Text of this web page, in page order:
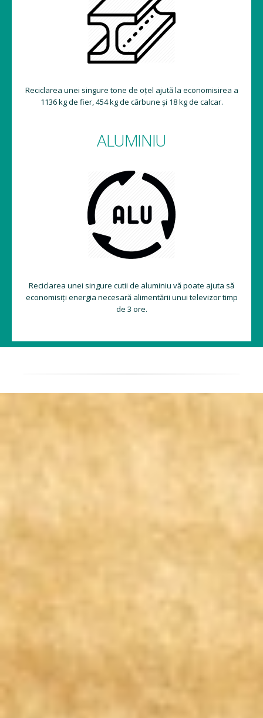
Reciclarea unei singure tone de oțel ajută la economisirea a
1136 kg de fier, 454 kg de cărbune și 18 kg de calcar.
ALUMINIU
Reciclarea unei singure cutii de aluminiu vă poate ajuta să
economisiți energia necesară alimentării unui televizor timp
de 3 ore.